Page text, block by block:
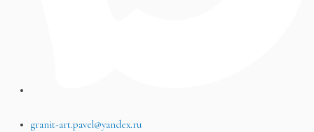
granit-art.pavel@yandex.ru